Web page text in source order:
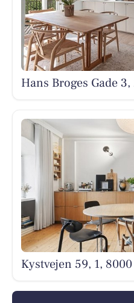
Hans Broges Gade
Kystvejen 59, 1,